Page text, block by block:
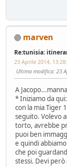
marven
Re:tunisia:
23 Aprile 2014,
Ultima modifica: 23
A
* Iniziamo da
con la mia Tiger
seguito. Volevo
torto, avrebbe
puoi ben
e quindi
che poi
stessi. Devi